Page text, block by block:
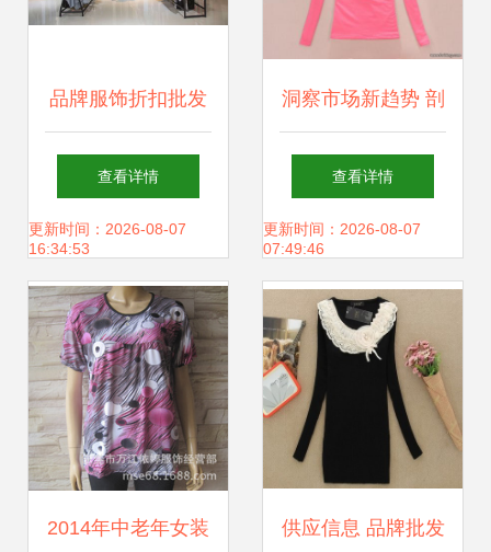
品牌服饰折扣批发
实战技巧与要点全
解析
查看详情
更新时间：2026-08-07
16:34:53
洞察市场新趋势 剖
析低价精品秋冬装
批发现象
查看详情
更新时间：2026-08-07
07:49:46
2014年中老年女装 供应信息 品牌批发